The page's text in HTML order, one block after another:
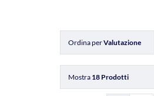
Ordina perValutazione
Mostra 18 Prodotti